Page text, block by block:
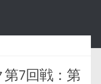
第7回戦：第